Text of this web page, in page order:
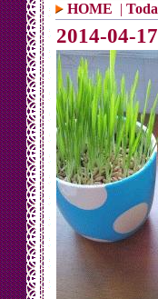
HOME |
2014-04-